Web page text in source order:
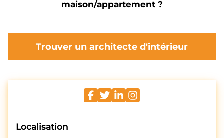
maison/appartement ?
Trouver un architecte d'intérieur
Localisation